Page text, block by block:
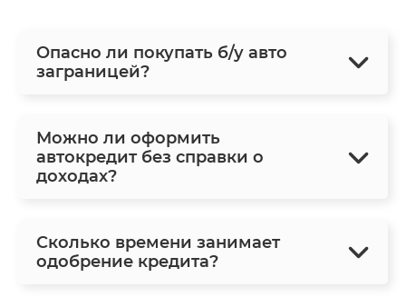
Опасно ли покупать б/у авто
заграницей?
Можно ли оформить
автокредит без справки о
доходах?
Сколько времени занимает
одобрение кредита?